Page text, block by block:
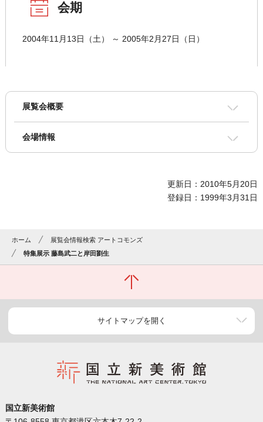
会期
2004年11月13日（土） ～ 2005年2月27日（日）
展覧会概要
会場情報
更新日：2010年5月20日
登録日：1999年3月31日
ホーム
展覧会情報検索 アートコモンズ
特集展示 藤島武二と岸田劉生
サイトマップを開く
国立新美術館